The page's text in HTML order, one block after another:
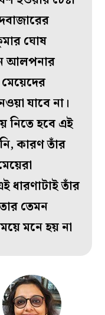
ঘোষ
আলপনার
যাবে না।
নিতে হবে এই
কারণ তাঁর
ধারণাটাই তাঁর
তেমন
মনে হয় না